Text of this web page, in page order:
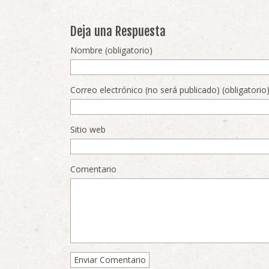
Deja una Respuesta
Nombre (obligatorio)
Correo electrónico (no será publicado) (obligatorio)
Sitio web
Comentario